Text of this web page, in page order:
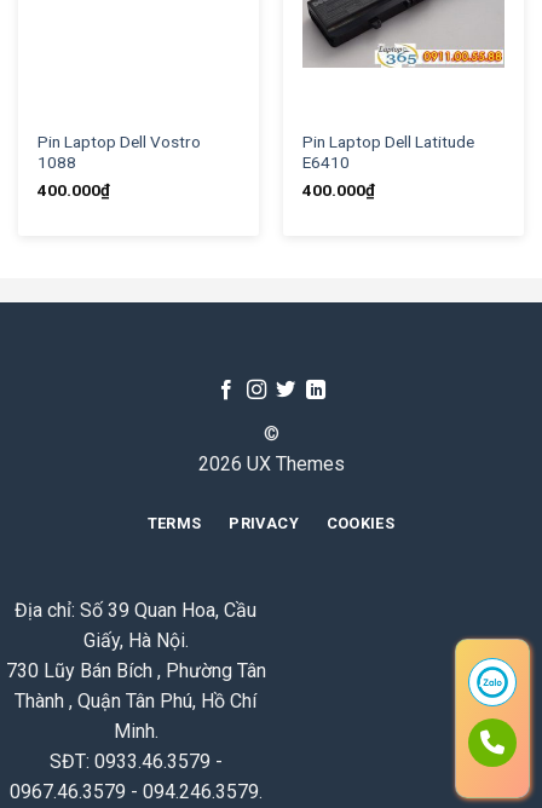
Pin Laptop Dell Vostro
1088
400.000₫
Pin Laptop Dell Latitude
E6410
400.000₫
©
2026 UX Themes
TERMS PRIVACY COOKIES
Địa chỉ: Số 39 Quan Hoa, Cầu
Giấy, Hà Nội.
730 Lũy Bán Bích , Phường Tân
Thành , Quận Tân Phú, Hồ Chí
Minh.
SĐT: 0933.46.3579 -
0967.46.3579 - 094.246.3579.